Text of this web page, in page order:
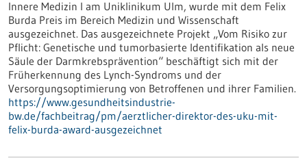
Innere Medizin I am Uniklinikum Ulm, wurde mit dem Felix
Burda Preis im Bereich Medizin und Wissenschaft
ausgezeichnet. Das ausgezeichnete Projekt „Vom Risiko zur
Pflicht: Genetische und tumorbasierte Identifikation als neue
Säule der Darmkrebsprävention“ beschäftigt sich mit der
Früherkennung des Lynch-​Syndroms und der
Versorgungsoptimierung von Betroffenen und ihrer Familien.
https://www.gesundheitsindustrie-
bw.de/fachbeitrag/pm/aerztlicher-direktor-des-uku-mit-
felix-burda-award-ausgezeichnet